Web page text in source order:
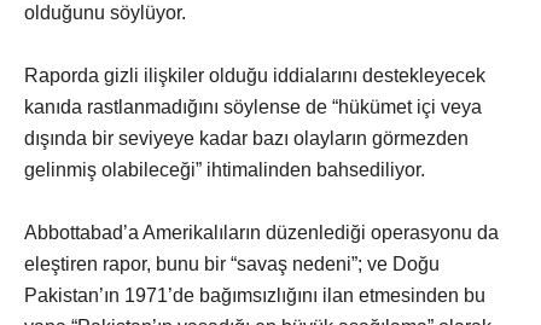
olduğunu söylüyor.
Raporda gizli ilişkiler olduğu iddialarını destekleyecek
kanıda rastlanmadığını söylense de “hükümet içi veya
dışında bir seviyeye kadar bazı olayların görmezden
gelinmiş olabileceği” ihtimalinden bahsediliyor.
Abbottabad’a Amerikalıların düzenlediği operasyonu da
eleştiren rapor, bunu bir “savaş nedeni”; ve Doğu
Pakistan’ın 1971’de bağımsızlığını ilan etmesinden bu